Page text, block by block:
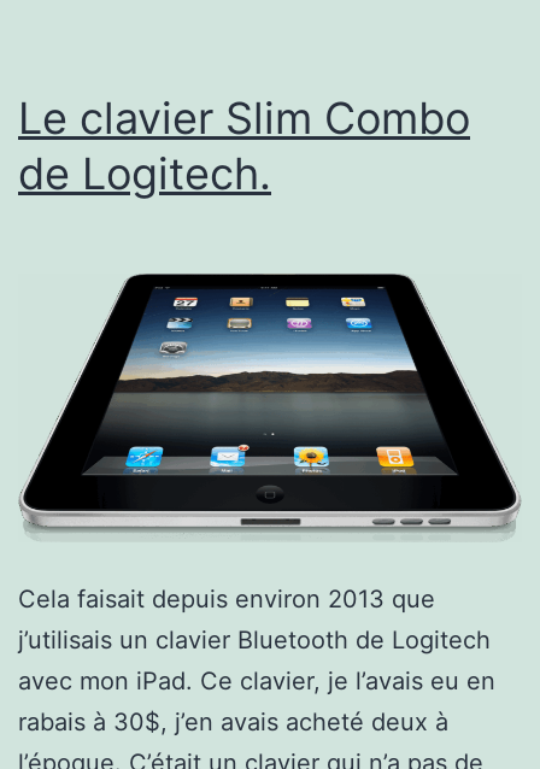
Le clavier Slim Combo
de Logitech.
Cela faisait depuis environ 2013 que
j’utilisais un clavier Bluetooth de Logitech
avec mon iPad. Ce clavier, je l’avais eu en
rabais à 30$, j’en avais acheté deux à
l’époque. C’était un clavier qui n’a pas de